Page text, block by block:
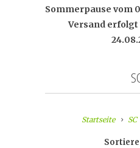
Sommerpause vom
Versand erfolgt
Startseite SC